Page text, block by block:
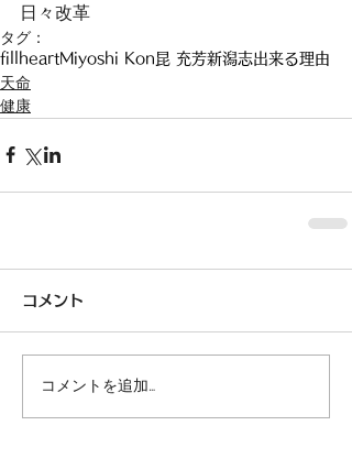
日々改革
タグ：
fillheartMiyoshi Kon 昆 充芳新潟志出来る理由
天命
健康
コメント
コメントを追加…